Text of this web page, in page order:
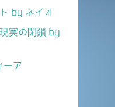
by ネイオ
実の閉鎖 by
ーア